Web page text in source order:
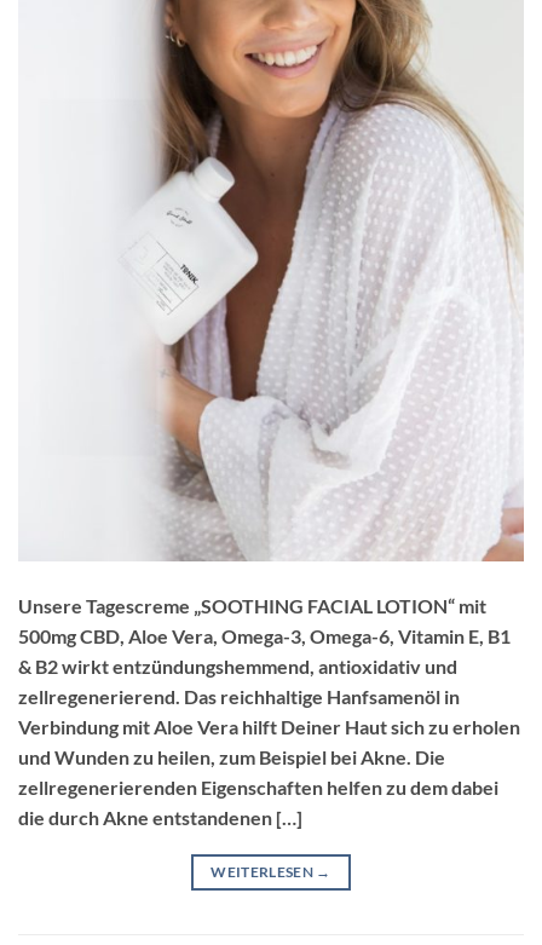
Unsere Tagescreme „SOOTHING FACIAL LOTION“ mit
500mg CBD, Aloe Vera, Omega-3, Omega-6, Vitamin E, B1
& B2 wirkt entzündungshemmend, antioxidativ und
zellregenerierend. Das reichhaltige Hanfsamenöl in
Verbindung mit Aloe Vera hilft Deiner Haut sich zu erholen
und Wunden zu heilen, zum Beispiel bei Akne. Die
zellregenerierenden Eigenschaften helfen zu dem dabei
die durch Akne entstandenen […]
WEITERLESEN →